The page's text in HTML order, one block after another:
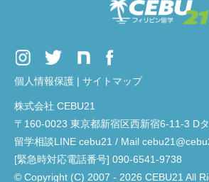
個人情報保護 | サイトマップ
株式会社 CEBU21
〒160-0023 東京都新宿区西新宿6-11-3 D
留学相談LINE cebu21 / Mail
[緊急時対応電話番号] 090-6541-9738
© Copyright (C) 2007 - 2026 CEBU21 All